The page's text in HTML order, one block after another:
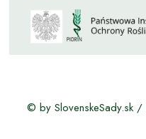
© by SlovenskeSady.sk /